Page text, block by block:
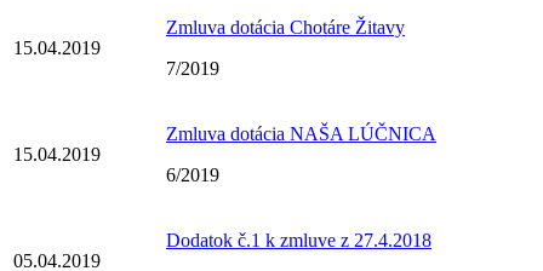
15.04.2019
Zmluva dotácia Chotáre Žitavy
7/2019
15.04.2019
Zmluva dotácia NAŠA LÚČNICA
6/2019
05.04.2019
Dodatok č.1 k zmluve z 27.4.2018